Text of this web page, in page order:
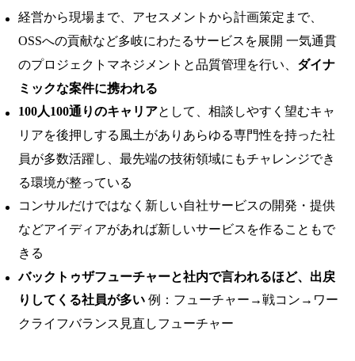
経営から現場まで、アセスメントから計画策定まで、
OSSへの貢献など多岐にわたるサービスを展開 一気通貫
のプロジェクトマネジメントと品質管理を行い、 ダイナ
ミックな案件に携われる
100人100通りのキャリアとして、相談しやすく望むキャ
リアを後押しする風土がありあらゆる専門性を持った社
員が多数活躍し、最先端の技術領域にもチャレンジでき
る環境が整っている
コンサルだけではなく新しい自社サービスの開発・提供
などアイディアがあれば新しいサービスを作ることもで
きる
バックトゥザフューチャーと社内で言われるほど、出戻
りしてくる社員が多い 例：フューチャー→戦コン→ワー
クライフバランス見直しフューチャー